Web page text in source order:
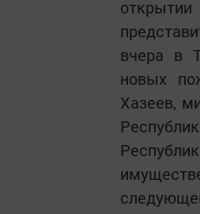
вчера в
новых
Хазеев,